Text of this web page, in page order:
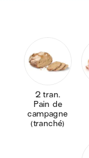
2 tran.
Pain de
campagne
(tranché)